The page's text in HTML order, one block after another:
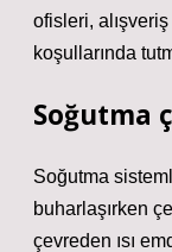
ofisleri,
koşullarında
Soğutma
Soğutma
buharlaşırken
çevreden ısı